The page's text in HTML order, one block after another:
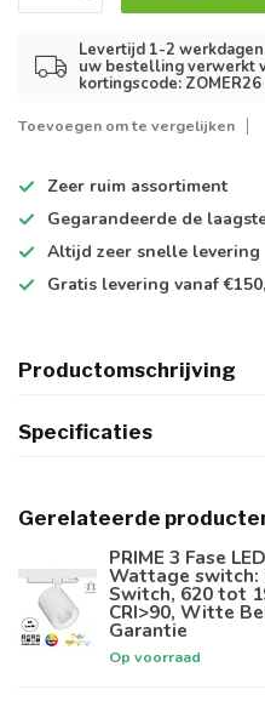
Levertijd 1-2
uw bestelling verwerkt
kortingscode:
Toevoegen om te vergelijken
Zeer ruim assortiment
Gegarandeerde de
Altijd zeer snelle levering
Gratis levering vanaf
Productomschrijving
Specificaties
Gerelateerde
PRIME 3 Fase
Wattage switch:
Switch, 620 tot
CRI>90, Witte
Garantie
Op voorraad